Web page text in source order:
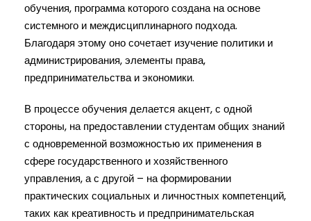
обучения, программа которого создана на основе
системного и междисциплинарного подхода.
Благодаря этому оно сочетает изучение политики и
администрирования, элементы права,
предпринимательства и экономики.
В процессе обучения делается акцент, с одной
стороны, на предоставлении студентам общих знаний
с одновременной возможностью их применения в
сфере государственного и хозяйственного
управления, а с другой – на формировании
практических социальных и личностных компетенций,
таких как креативность и предпринимательская